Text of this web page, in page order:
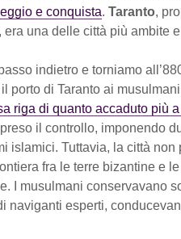
e conquista. Taranto,
era una delle città più ambite
indietro e torniamo
porto di Taranto ai
riga di quanto accaduto più
il controllo, imponendo
islamici. Tuttavia, la città
fra le terre bizantine e
I musulmani conservavano
naviganti esperti,